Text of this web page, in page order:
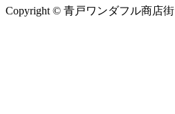
Copyright © 青戸ワンダフル商店街